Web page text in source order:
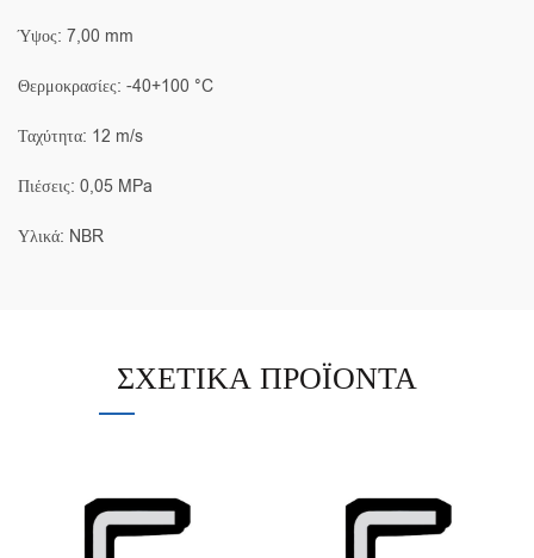
Ύψος: 7,00 mm
Θερμοκρασίες: -40+100 °C
Ταχύτητα: 12 m/s
Πιέσεις: 0,05 MPa
Υλικά: NBR
ΣΧΕΤΙΚΆ ΠΡΟΪΌΝΤΑ